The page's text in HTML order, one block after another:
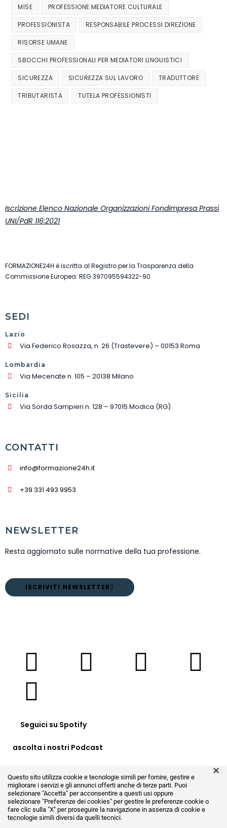
MISE PROFESSIONE MEDIATORE CULTURALE
PROFESSIONISTA RESPONSABILE PROCESSI DIREZIONE
RISORSE UMANE
SBOCCHI PROFESSIONALI PER MEDIATORI LINGUISTICI
SICUREZZA SICUREZZA SUL LAVORO TRADUTTORE
TRIBUTARISTA TUTELA PROFESSIONISTI
Iscrizione Elenco Nazionale Organizzazioni Fondimpresa Prassi
UNI/PdR 116:2021
FORMAZIONE24H è iscritta al Registro per la Trasparenza della
Commissione Europea: REG 397095594322-90
SEDI
Lazio
Via Federico Rosazza, n. 26 (Trastevere) – 00153 Roma
Lombardia
Via Mecenate n. 105 – 20138 Milano
Sicilia
Via Sorda Sampieri n. 128 – 97015 Modica (RG)
CONTATTI
info@formazione24h.it
+39 331 493 9953
NEWSLETTER
Resta aggiornato sulle normative della tua professione.
ISCRIVITI NEWSLETTER
Seguici su Spotify
ascolta i nostri Podcast
×
Questo sito utilizza cookie e tecnologie simili per fornire, gestire e
migliorare i servizi e gli annunci offerti anche di terze parti. Puoi
selezionare "Accetta" per acconsentire a questi usi oppure
selezionare "Preferenze dei cookies" per gestire le preferenze cookie o
fare clic sulla "X" per proseguire la navigazione in assenza di cookie e
tecnologie simili diversi da quelli tecnici.